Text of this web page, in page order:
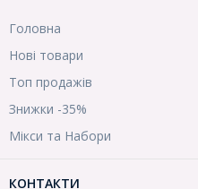
Головна
Нові товари
Топ продажів
Знижки -35%
Мікси та Набори
КОНТАКТИ